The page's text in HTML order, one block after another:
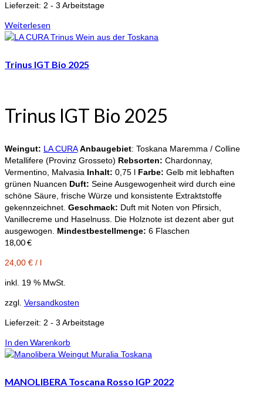
Lieferzeit: 2 - 3 Arbeitstage
Weiterlesen
Trinus IGT Bio 2025
Trinus IGT Bio 2025
Weingut: LA CURA Anbaugebiet: Toskana Maremma / Colline
Metallifere (Provinz Grosseto) Rebsorten: Chardonnay,
Vermentino, Malvasia Inhalt: 0,75 l Farbe: Gelb mit lebhaften
grünen Nuancen Duft: Seine Ausgewogenheit wird durch eine
schöne Säure, frische Würze und konsistente Extraktstoffe
gekennzeichnet. Geschmack: Duft mit Noten von Pfirsich,
Vanillecreme und Haselnuss. Die Holznote ist dezent aber gut
ausgewogen. Mindestbestellmenge: 6 Flaschen
18,00€
24,00 € / l
inkl. 19 % MwSt.
zzgl. Versandkosten
Lieferzeit: 2 - 3 Arbeitstage
In den Warenkorb
MANOLIBERA Toscana Rosso IGP 2022